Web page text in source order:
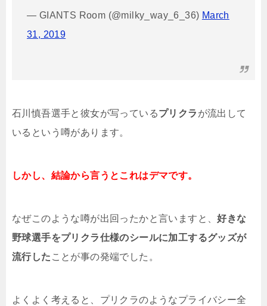
— GIANTS Room (@milky_way_6_36) March
31, 2019
石川慎吾選手と彼女が写っているプリクラ が流出して
いるという噂があります。
しかし、結論から言うとこれはデマです。
なぜこのような噂が出回ったかと言いますと、好きな
野球選手をプリクラ仕様のシールに加工するグッズが
流行した ことが事の発端でした。
よくよく考えると、プリクラのようなプライバシー全